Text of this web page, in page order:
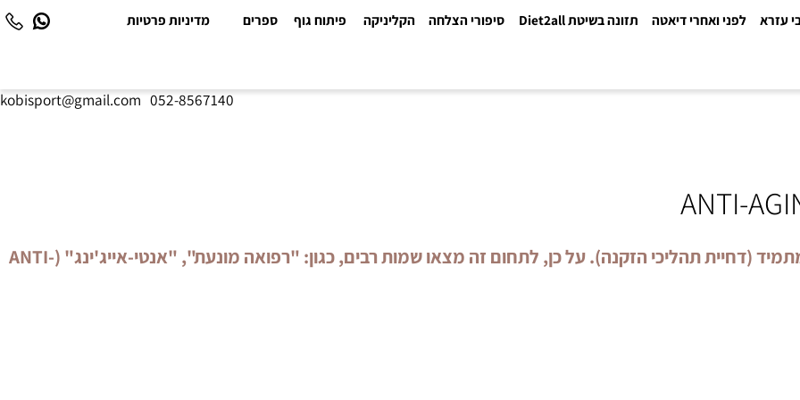
לפני ואחרי דיאטה תזונה בשיטת Diet2all סיפורי הצלחה הקליניקה פיתוח גוף ספרים מדיניות פרטיות
kobisport@gmail.com |052-8567140
תחום הבריאות ואריכות הימים נעשה פופולארי כיום יותר מתמיד (דחיית תהליכי הזקנה). על כן, לתחום זה מצאו שמות רבים, כגון: "רפואה מונעת", "אנטי-אייג'ינג" (ANTI-